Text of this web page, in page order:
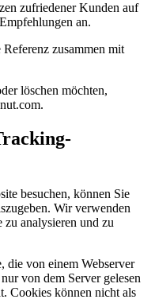
zufriedener Kunden auf
an.
zusammen mit
löschen möchten,
besuchen, können Sie
Wir verwenden
analysieren und zu
die von einem Webserver
von dem Server gelesen
Cookies können nicht als